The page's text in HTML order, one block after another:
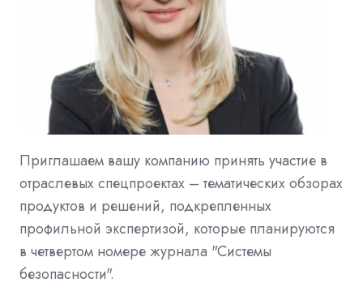
Приглашаем вашу компанию принять участие в
отраслевых спецпроектах – тематических обзорах
продуктов и решений, подкрепленных
профильной экспертизой, которые планируются
в четвертом номере журнала "Системы
безопасности".